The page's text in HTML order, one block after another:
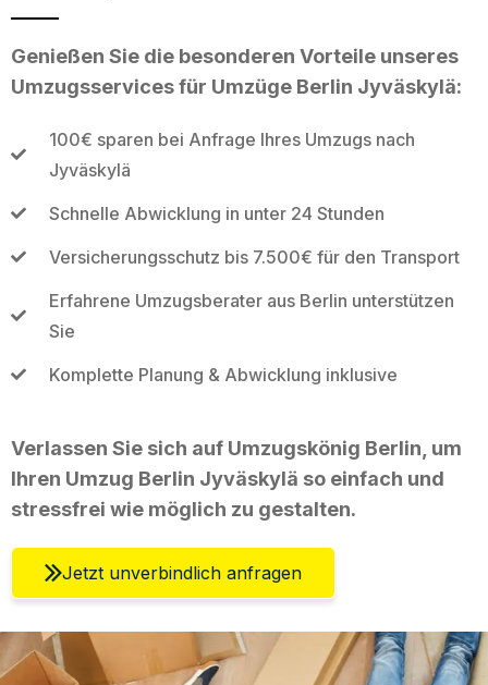
Genießen Sie die besonderen Vorteile unseres
Umzugsservices für Umzüge Berlin Jyväskylä:
100€ sparen bei Anfrage Ihres Umzugs nach
Jyväskylä
Schnelle Abwicklung in unter 24 Stunden
Versicherungsschutz bis 7.500€ für den Transport
Erfahrene Umzugsberater aus Berlin unterstützen
Sie
Komplette Planung & Abwicklung inklusive
Verlassen Sie sich auf Umzugskönig Berlin, um
Ihren Umzug Berlin Jyväskylä so einfach und
stressfrei wie möglich zu gestalten.
Jetzt unverbindlich anfragen